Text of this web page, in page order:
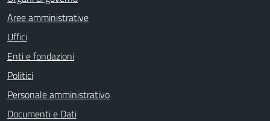
Aree amministrative
Uffici
Enti e fondazioni
Politici
Personale amministrativo
Documenti e Dati